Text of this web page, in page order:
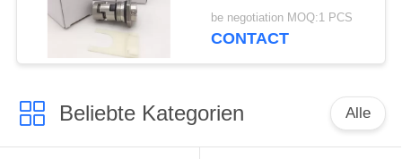
12mm
be negotiation MOQ:1 PCS
CONTACT
Beliebte Kategorien Alle